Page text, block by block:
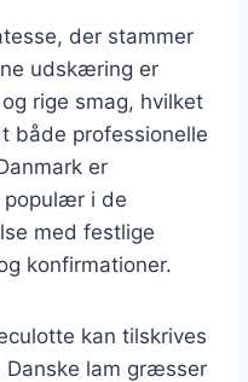
der stammer
udskæring er
rige smag, hvilket
både professionelle
er
populær i de
med festlige
konfirmationer.
kan tilskrives
lam græsser